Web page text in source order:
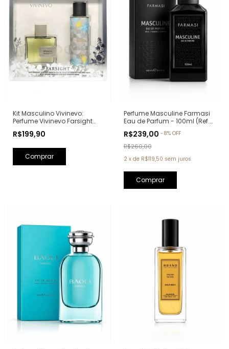
Kit Masculino Vivinevo:
Perfume Vivinevo Farsight
Splash Farsight 250ml
R$199,90
Perfume Masculine Farmasi
Eau de Parfum - 100ml (Ref.
Ford)
R$239,00 -8% OFF
R$260,00
2 x de R$119,50 sem juros